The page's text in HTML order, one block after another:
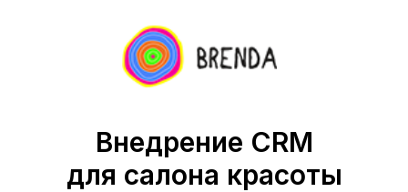
Внедрение CRM
для салона красоты